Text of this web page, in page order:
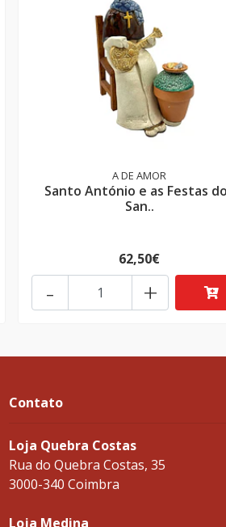
A DE AMOR
Santo António e as Festas
San..
62,50€
+
-
Contato
Loja Quebra Costas
Rua do Quebra Costas, 35
3000-340 Coimbra
Loja Medina